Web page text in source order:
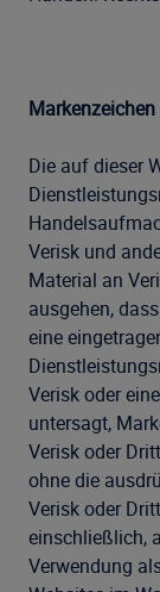
Markenzeichen
Die auf dieser
Verisk und
Material an
ausgehen,
eine
Verisk oder
untersagt,
Verisk oder
ohne die
Verisk oder
einschließlich,
Verwendung